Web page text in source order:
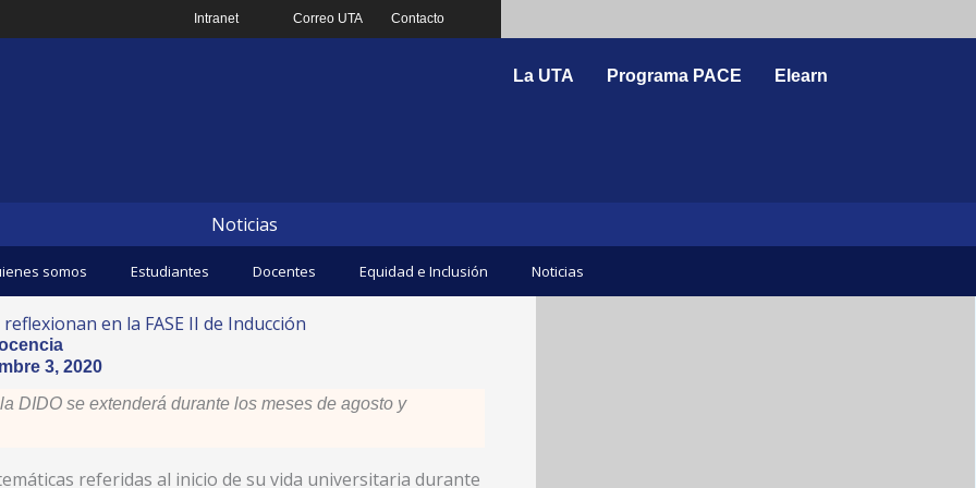
Intranet Correo UTA Contacto
La UTA Programa PACE Elearn
Noticias
somos Estudiantes Docentes Equidad e Inclusión Noticias
en la FASE II de Inducción
3, 2020
DIDO se extenderá durante los meses de agosto y
referidas al inicio de su vida universitaria durante